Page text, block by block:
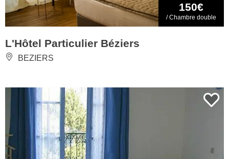
150€
/ Chambre double
L'Hôtel Particulier Béziers
BEZIERS